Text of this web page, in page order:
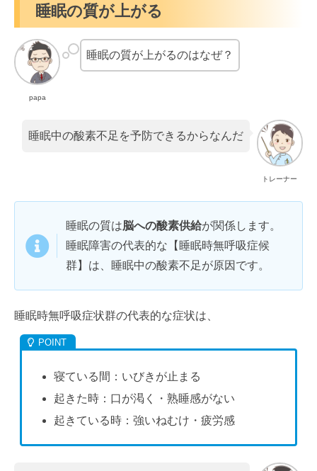
睡眠の質が上がる
papa
睡眠の質が上がるのはなぜ？
トレーナー
睡眠中の酸素不足を予防できるからなんだ
睡眠の質は脳への酸素供給が関係します。
睡眠障害の代表的な【睡眠時無呼吸症候
群】は、睡眠中の酸素不足が原因です。
睡眠時無呼吸症状群の代表的な症状は、
寝ている間：いびきが止まる
起きた時：口が渇く・熟睡感がない
起きている時：強いねむけ・疲労感